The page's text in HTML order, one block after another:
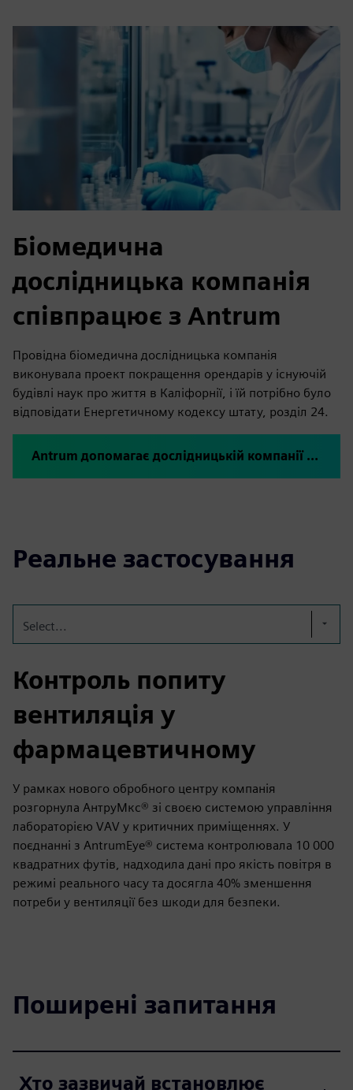
Біомедична
дослідницька компанія
співпрацює з Antrum
Провідна біомедична дослідницька компанія
виконувала проект покращення орендарів у існуючій
будівлі наук про життя в Каліфорнії, і їй потрібно було
відповідати Енергетичному кодексу штату, розділ 24.
Antrum допомагає дослідницькій компанії BioMed досягти Compliance та енергооптимізації
Реальне застосування
Select...
Контроль попиту
вентиляція у
фармацевтичному
У рамках нового обробного центру компанія
розгорнула АнтруМкс® зі своєю системою управління
лабораторією VAV у критичних приміщеннях. У
поєднанні з AntrumEye® система контролювала 10 000
квадратних футів, надходила дані про якість повітря в
режимі реального часу та досягла 40% зменшення
потреби у вентиляції без шкоди для безпеки.
Поширені запитання
Хто зазвичай встановлює